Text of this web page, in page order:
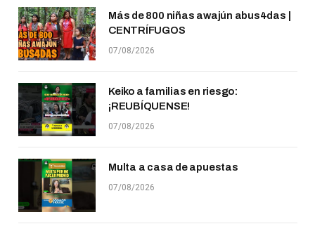
Más de 800 niñas awajún abus4das |
CENTRÍFUGOS
07/08/2026
Keiko a familias en riesgo:
¡REUBÍQUENSE!
07/08/2026
Multa a casa de apuestas
07/08/2026